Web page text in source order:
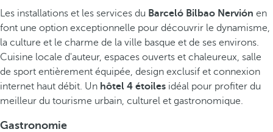
Les installations et les services du Barceló Bilbao Nervión en
font une option exceptionnelle pour découvrir le dynamisme,
la culture et le charme de la ville basque et de ses environs.
Cuisine locale d'auteur, espaces ouverts et chaleureux, salle
de sport entièrement équipée, design exclusif et connexion
internet haut débit. Un hôtel 4 étoiles idéal pour profiter du
meilleur du tourisme urbain, culturel et gastronomique.
Gastronomie